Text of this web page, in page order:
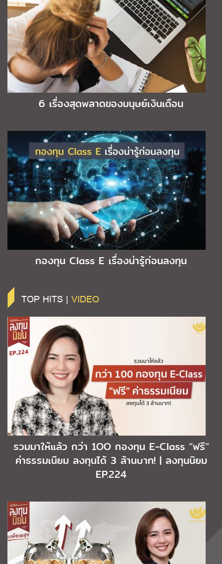
6 เรื่องสุดพลาดของมนุษย์เงินเดือน
กองทุน Class E เรื่องน่ารู้ก่อนลงทุน
TOP HITS | VIDEO
รวมมาให้แล้ว กว่า 1OO กองทุน E-Class “ฟรี”
ค่าธรรมเนียม ลงทุนได้ 3 ล้านบาท! | ลงทุนนิยม
EP.224